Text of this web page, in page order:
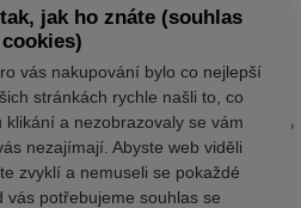
jak ho znáte (souhlas
vás nakupování bylo co nejlepší
stránkách rychle našli to, co
klikání a nezobrazovaly se vám
nezajímají. Abyste web viděli
zvyklí a nemuseli se pokaždé
vás potřebujeme souhlas se